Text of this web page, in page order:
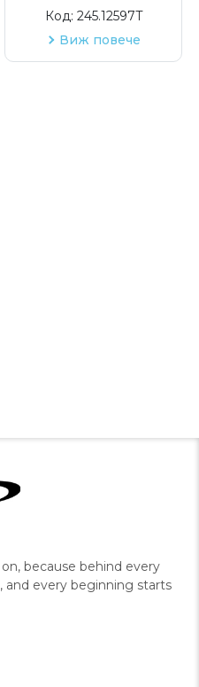
Код: 245.12597T
Виж повече
because behind every
and every beginning starts